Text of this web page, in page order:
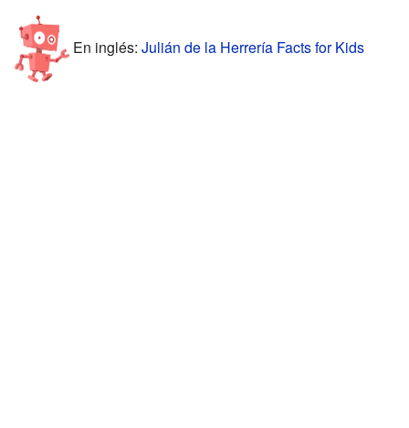
En inglés: Julián de la Herrería Facts for Kids